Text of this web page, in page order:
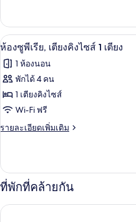
ซ์,
เตียง
เดี่ยว
2
เตียง
เกี่ยว
กับ
ห้อง
ลัก
ซ์,
เดี่ยว
2
เปิด
ภาพถ่าย
ทั้งหมด
ของ
ห้อง
ซู
เรีย,
เตียง
ไซส์
5
ห้องซูพีเรีย, เตียงคิงไซส์ 1 เตียง
1 ห้องนอน
พักได้ 4 คน
1 เตียงคิงไซส์
Wi-Fi ฟรี
รายละเอียดเพิ่มเติม
ราย
เกี่ยว
กับ
ห้อง
พี
ที่พักที่คล้ายกัน
ไฮแอทรีเจนซี ปารีส เอทวล